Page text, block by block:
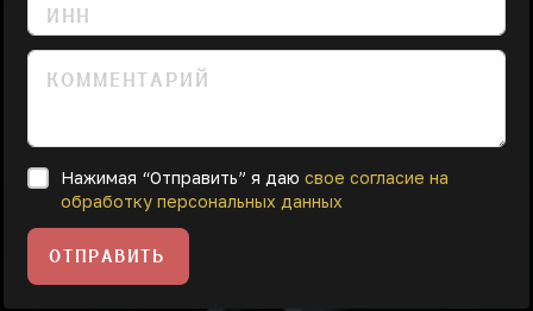
Нажимая “Отправить” я даю свое согласие на
обработку персональных данных
ОТПРАВИТЬ